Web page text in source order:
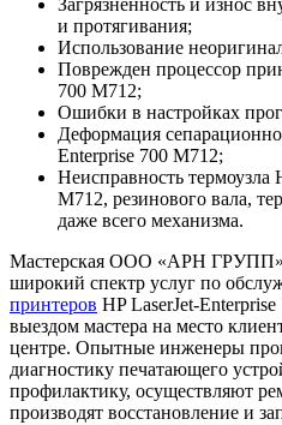
Загрязненность и износ
и протягивания;
Использование
Поврежден процессор
700 M712;
Ошибки в настройках
Деформация
Enterprise 700 M712;
Неисправность термоузла
M712, резинового вала,
даже всего механизма.
Мастерская ООО «АРН ГРУПП»
широкий спектр услуг по
принтеров HP LaserJet-
выездом мастера на место
центре. Опытные инженеры
диагностику печатающего
профилактику, осуществляют
производят восстановление и